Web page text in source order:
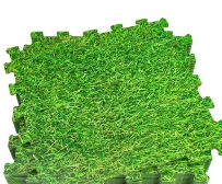
o
o
r
i
g
i
o
a
c
t
u
a